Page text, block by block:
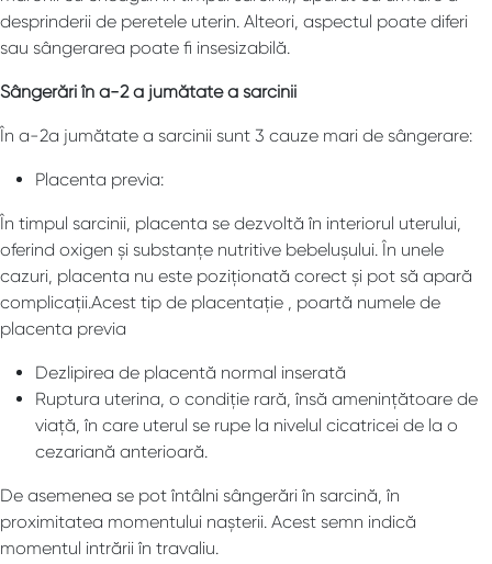
desprinderii de peretele uterin. Alteori, aspectul poate diferi
sau sângerarea poate fi insesizabilă.
Sângerări în a-2 a jumătate a sarcinii
În a-2a jumătate a sarcinii sunt 3 cauze mari de sângerare:
Placenta previa:
În timpul sarcinii, placenta se dezvoltă în interiorul uterului,
oferind oxigen și substanțe nutritive bebelușului. În unele
cazuri, placenta nu este poziționată corect și pot să apară
complicații.Acest tip de placentație , poartă numele de
placenta previa
Dezlipirea de placentă normal inserată
Ruptura uterina, o condiție rară, însă amenințătoare de
viață, în care uterul se rupe la nivelul cicatricei de la o
cezariană anterioară.
De asemenea se pot întâlni sângerări în sarcină, în
proximitatea momentului nașterii. Acest semn indică
momentul intrării în travaliu.